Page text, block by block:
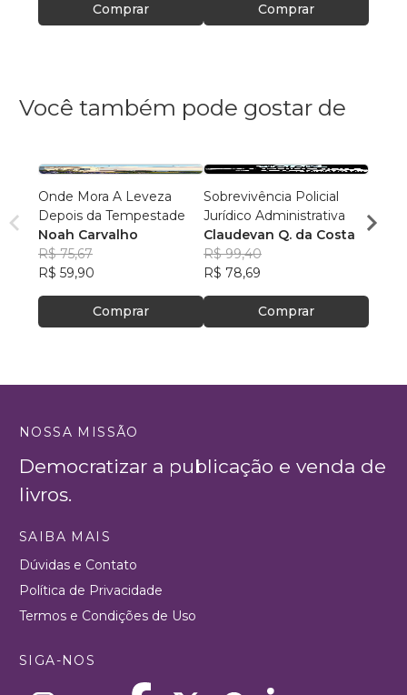
Comprar Comprar
Você também pode gostar de
Onde Mora A Leveza
Depois da Tempestade
Noah Carvalho
R$ 75,67
R$ 59,90
Comprar
Sobrevivência Policial
Jurídico Administrativa
Claudevan Q. da Costa
R$ 99,40
R$ 78,69
Comprar
R$
NOSSA MISSÃO
Democratizar a publicação e venda de
livros.
SAIBA MAIS
Dúvidas e Contato
Política de Privacidade
Termos e Condições de Uso
SIGA-NOS